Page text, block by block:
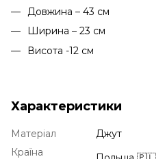
Довжина – 43 см
Ширина – 23 см
Висота -12 см
Характеристики
Матеріал
Джут
Країна